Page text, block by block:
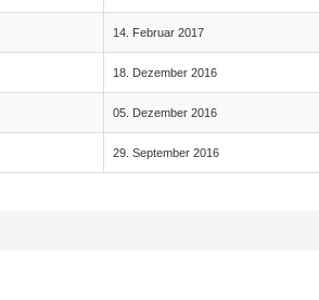
14. Februar 2017
18. Dezember 2016
05. Dezember 2016
29. September 2016